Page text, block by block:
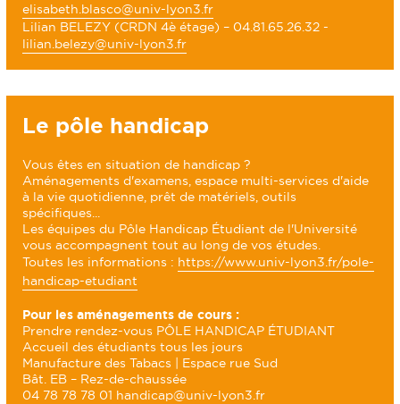
elisabeth.blasco@univ-lyon3.fr
Lilian BELEZY (CRDN 4è étage) – 04.81.65.26.32 -
lilian.belezy@univ-lyon3.fr
Le pôle handicap
Vous êtes en situation de handicap ?
Aménagements d'examens, espace multi-services d'aide
à la vie quotidienne, prêt de matériels, outils
spécifiques...
Les équipes du Pôle Handicap Étudiant de l'Université
vous accompagnent tout au long de vos études.
Toutes les informations : https://www.univ-lyon3.fr/pole-
handicap-etudiant
Pour les aménagements de cours :
Prendre rendez-vous PÔLE HANDICAP ÉTUDIANT
Accueil des étudiants tous les jours
Manufacture des Tabacs | Espace rue Sud
Bât. EB – Rez-de-chaussée
04 78 78 78 01 handicap@univ-lyon3.fr